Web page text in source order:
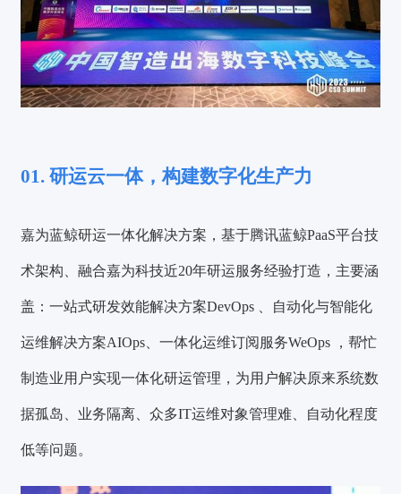
01. 研运云一体，构建数字化生产力
嘉为蓝鲸研运一体化解决方案，基于腾讯蓝鲸PaaS平台技
术架构、融合嘉为科技近20年研运服务经验打造，主要涵
盖：一站式研发效能解决方案DevOps 、自动化与智能化
运维解决方案AIOps、一体化运维订阅服务WeOps ，帮忙
制造业用户实现一体化研运管理，为用户解决原来系统数
据孤岛、业务隔离、众多IT运维对象管理难、自动化程度
低等问题。